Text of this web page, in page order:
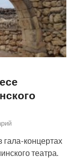
концертах
театра.